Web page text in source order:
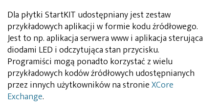
Dla płytki StartKIT udostępniany jest zestaw
przykładowych aplikacji w formie kodu źródłowego.
Jest to np. aplikacja serwera www i aplikacja sterująca
diodami LED i odczytująca stan przycisku.
Programiści mogą ponadto korzystać z wielu
przykładowych kodów źródłowych udostępnianych
przez innych użytkowników na stronieXCore
Exchange.